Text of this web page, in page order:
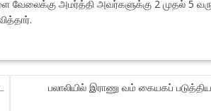
அமர்த்தி அவர்களுக்கு 2 முதல் 5
பலாலியில் இராணு வம் கையகப்